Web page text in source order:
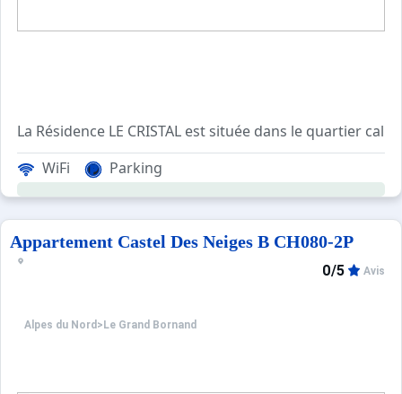
La Résidence LE CRISTAL est située dans le quartier
Cet appartement de vacances, au 1er étage, comprend
Résidence non chauffée de début mai à mi-octobre.
Les Plus de cette location à la montagne : vue sur
WiFi Parking
Appartement Castel Des Neiges B CH080-2P
Alpes du Nord > Le Grand Bornand
0/5 Avis